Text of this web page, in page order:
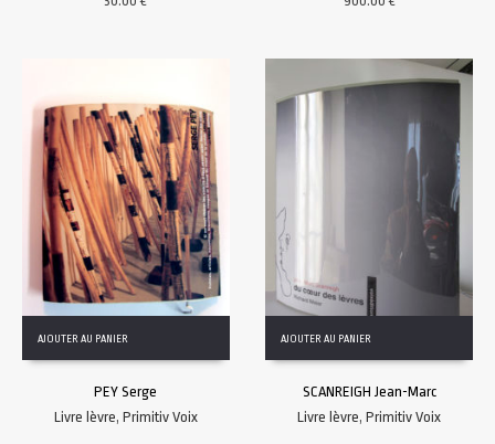
AJOUTER AU PANIER
PEY Serge
Livre lèvre, Primitiv Voix
AJOUTER AU PANIER
SCANREIGH Jean-Marc
Livre lèvre,Primitiv Voix